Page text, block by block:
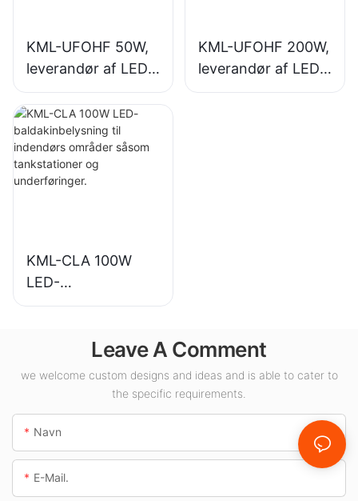
KML-UFOHF 50W,
leverandør af LED-
high bay-lys til
industrianlæg,
lagerbygninger og
andre indendørs
belysningsapplikati
KML-UFOHF 200W,
leverandør af LED-
high bay-lys til
KML-CLA 100W
LED-
baldakinbelysning
områder såsom
tankstationer og
underføringer.
Leave A Comment
we welcome custom designs and ideas and is able to cater to
the specific requirements.
Navn
E-Mail.